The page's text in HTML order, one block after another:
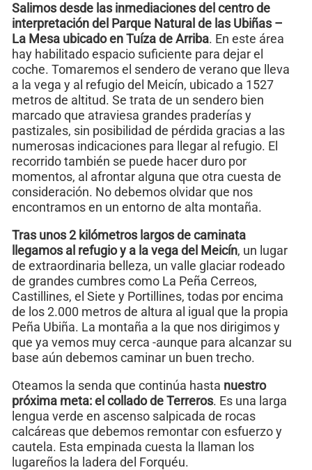
Salimos desde las inmediaciones del centro de
interpretación del Parque Natural de las Ubiñas –
La Mesa ubicado en Tuíza de Arriba. En este área
hay habilitado espacio suficiente para dejar el
coche. Tomaremos el sendero de verano que lleva
a la vega y al refugio del Meicín, ubicado a 1527
metros de altitud. Se trata de un sendero bien
marcado que atraviesa grandes praderías y
pastizales, sin posibilidad de pérdida gracias a las
numerosas indicaciones para llegar al refugio. El
recorrido también se puede hacer duro por
momentos, al afrontar alguna que otra cuesta de
consideración. No debemos olvidar que nos
encontramos en un entorno de alta montaña.
Tras unos 2 kilómetros largos de caminata
llegamos al refugio y a la vega del Meicín, un lugar
de extraordinaria belleza, un valle glaciar rodeado
de grandes cumbres como La Peña Cerreos,
Castillines, el Siete y Portillines, todas por encima
de los 2.000 metros de altura al igual que la propia
Peña Ubiña. La montaña a la que nos dirigimos y
que ya vemos muy cerca -aunque para alcanzar su
base aún debemos caminar un buen trecho.
Oteamos la senda que continúa hasta nuestro
próxima meta: el collado de Terreros. Es una larga
lengua verde en ascenso salpicada de rocas
calcáreas que debemos remontar con esfuerzo y
cautela. Esta empinada cuesta la llaman los
lugareños la ladera del Forquéu.